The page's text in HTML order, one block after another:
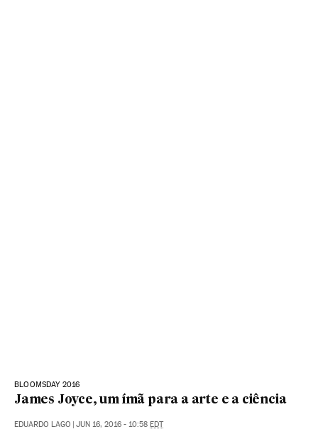
BLOOMSDAY 2016
James Joyce, um ímã para a arte e a ciência
EDUARDO LAGO | JUN 16, 2016 - 10:58 EDT